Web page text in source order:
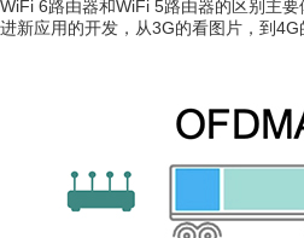
WiFi 6路由器和WiFi 5路由器的区别主
进新应用的开发，从3G的看图片，到